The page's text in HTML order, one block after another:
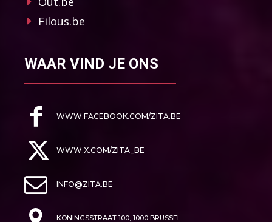
Filous.be
WAAR VIND JE ONS
WWW.FACEBOOK.COM/ZITA.BE
WWW.X.COM/ZITA_BE
INFO@ZITA.BE
KONINGSSTRAAT 100, 1000 BRUSSEL